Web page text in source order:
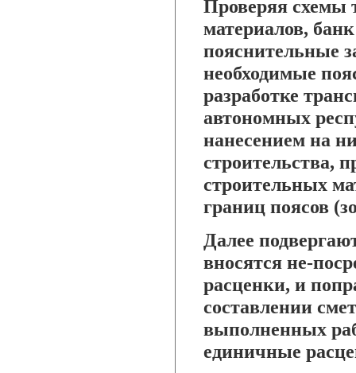
Проверяя схемы
материалов,
пояснительные
необходимые
разработке
автономных
нанесением на
строительства,
строительных
границ поясов
Далее
вносятся не-
расценки, и
составлении
выполненных
единичные